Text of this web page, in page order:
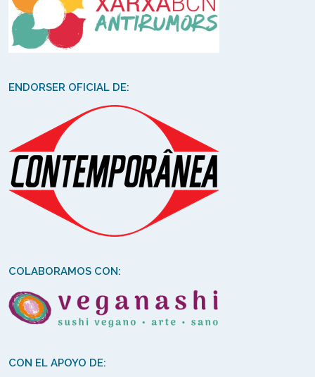
ENDORSER OFICIAL DE:
COLABORAMOS CON:
CON EL APOYO DE: